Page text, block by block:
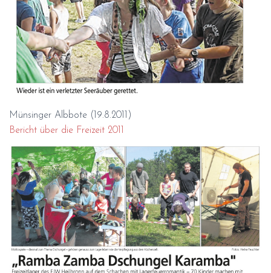
Münsinger Albbote (19.8.2011)
Bericht über die Freizeit 2011